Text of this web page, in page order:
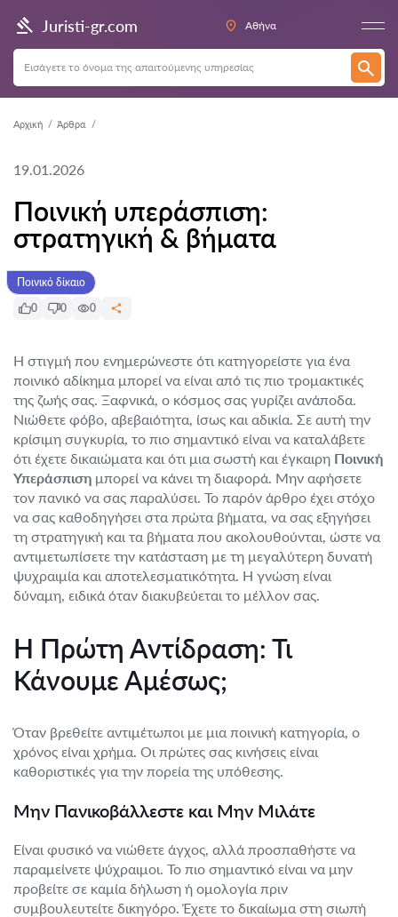
Juristi-gr.com Αθήνα
Αρχική Άρθρα
19.01.2026
Ποινική υπεράσπιση:
στρατηγική & βήματα
Ποινικό δίκαιο
0
0 0
Η στιγμή που ενημερώνεστε ότι κατηγορείστε για ένα
ποινικό αδίκημα μπορεί να είναι από τις πιο τρομακτικές
της ζωής σας. Ξαφνικά, ο κόσμος σας γυρίζει ανάποδα.
Νιώθετε φόβο, αβεβαιότητα, ίσως και αδικία. Σε αυτή την
κρίσιμη συγκυρία, το πιο σημαντικό είναι να καταλάβετε
ότι έχετε δικαιώματα και ότι μια σωστή και έγκαιρη Ποινική
Υπεράσπιση μπορεί να κάνει τη διαφορά. Μην αφήσετε
τον πανικό να σας παραλύσει. Το παρόν άρθρο έχει στόχο
να σας καθοδηγήσει στα πρώτα βήματα, να σας εξηγήσει
τη στρατηγική και τα βήματα που ακολουθούνται, ώστε να
αντιμετωπίσετε την κατάσταση με τη μεγαλύτερη δυνατή
ψυχραιμία και αποτελεσματικότητα. Η γνώση είναι
δύναμη, ειδικά όταν διακυβεύεται το μέλλον σας.
Η Πρώτη Αντίδραση: Τι
Κάνουμε Αμέσως;
Όταν βρεθείτε αντιμέτωποι με μια ποινική κατηγορία, ο
χρόνος είναι χρήμα. Οι πρώτες σας κινήσεις είναι
καθοριστικές για την πορεία της υπόθεσης.
Μην Πανικοβάλλεστε και Μην Μιλάτε
Είναι φυσικό να νιώθετε άγχος, αλλά προσπαθήστε να
παραμείνετε ψύχραιμοι. Το πιο σημαντικό είναι να μην
προβείτε σε καμία δήλωση ή ομολογία πριν
συμβουλευτείτε δικηγόρο. Έχετε το δικαίωμα στη σιωπή